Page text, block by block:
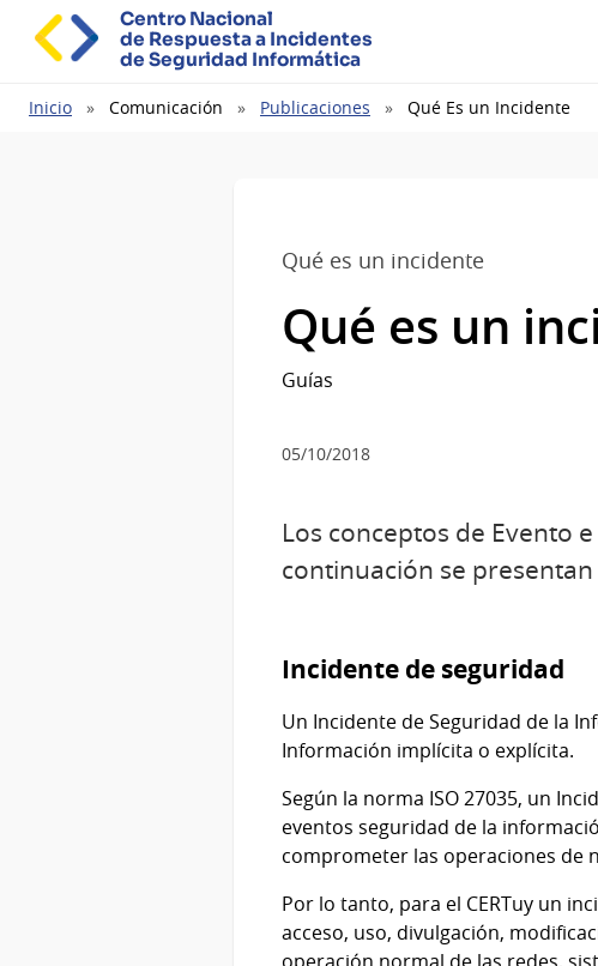
Centro Nacional
de Respuesta a Incidentes
de Seguridad Informática
Ruta
Inicio Comunicación Publicaciones Qué Es un Incidente
Qué es un incidente
Qué es un
Guías
05/10/2018
Los conceptos de Evento
continuación se presentan
Incidente de seguridad
Un Incidente de Seguridad de la
Información implícita o explícita.
Según la norma ISO 27035, un
eventos seguridad de la
comprometer las operaciones de
Por lo tanto, para el CERTuy un
acceso, uso, divulgación,